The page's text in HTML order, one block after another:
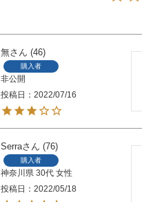
無 46
購入者
非公開
投稿日
2022/07/16
Serra 76
購入者
神奈川県 30代 女性
投稿日
2022/05/18